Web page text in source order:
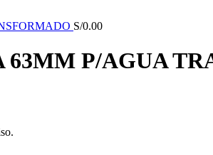
S/0.00
63MM P/AGUA